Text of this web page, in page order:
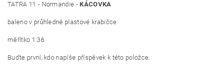
TATRA 11 - Normandie -KÁCOVKA
baleno v průhledné plastové krabičce
měřítko 1:36
Buďte první, kdo napíše příspěvek k této položce.